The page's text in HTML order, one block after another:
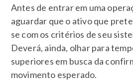
Antes de entrar em uma
aguardar que o ativo que
se com os critérios de seu
Deverá, ainda, olhar para
superiores em busca da
movimento esperado.